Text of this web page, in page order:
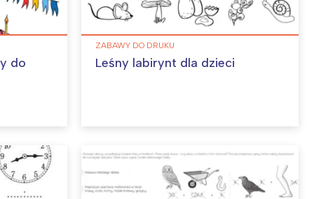
do
ZABAWY DO DRUKU
Leśny labirynt dla dzieci